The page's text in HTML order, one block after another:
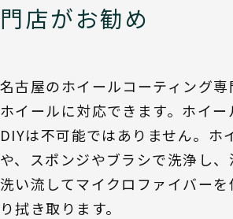
門店がお勧め
名古屋のホイールコーティング
ホイールに対応できます。ホイ
DIYは不可能ではありません。ホ
や、スポンジやブラシで洗浄し
洗い流してマイクロファイバー
り拭き取ります。